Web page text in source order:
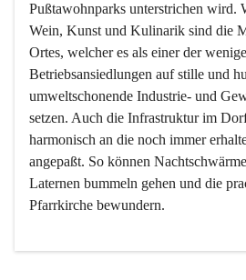
Pußtawohnparks unterstrichen wird.
Wein, Kunst und Kulinarik sind die
Ortes, welcher es als einer der
Betriebsansiedlungen auf stille und
umweltschonende Industrie- und
setzen. Auch die Infrastruktur im
harmonisch an die noch immer
angepaßt. So können
Laternen bummeln gehen und die
Pfarrkirche bewundern.
Der Weinbau dominert heute nicht